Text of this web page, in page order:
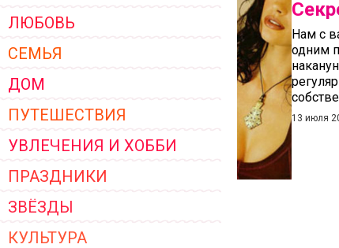
ЛЮБОВЬ
СЕМЬЯ
ДОМ
ПУТЕШЕСТВИЯ
УВЛЕЧЕНИЯ И ХОББИ
ПРАЗДНИКИ
ЗВЁЗДЫ
КУЛЬТУРА
Нам с
одним
13 июля